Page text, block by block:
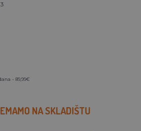
3
- 89,99€
NA SKLADIŠTU